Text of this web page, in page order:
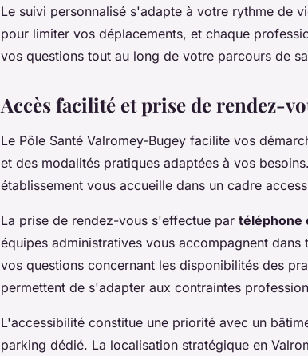
Le suivi personnalisé s'adapte à votre rythme de
pour limiter vos déplacements, et chaque
vos questions tout au long de votre parcours de
Accès facilité et prise de rendez-
Le Pôle Santé Valromey-Bugey facilite vos
et des modalités pratiques adaptées à vos
établissement vous accueille dans un cadre
La prise de rendez-vous s'effectue par téléphone
équipes administratives vous accompagnent
vos questions concernant les disponibilités des
permettent de s'adapter aux contraintes
L'accessibilité constitue une priorité avec un
parking dédié. La localisation stratégique en